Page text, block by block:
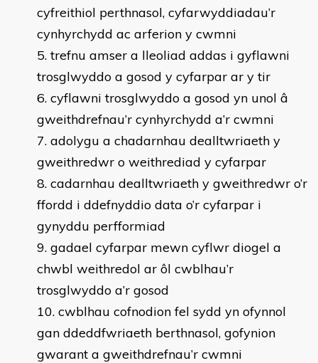
cyfreithiol perthnasol, cyfarwyddiadau’r
cynhyrchydd ac arferion y cwmni
trefnu amser a lleoliad addas i gyflawni
trosglwyddo a gosod y cyfarpar ar y tir
cyflawni trosglwyddo a gosod yn unol â
gweithdrefnau’r cynhyrchydd a’r cwmni
adolygu a chadarnhau dealltwriaeth y
gweithredwr o weithrediad y cyfarpar
cadarnhau dealltwriaeth y gweithredwr o’r
ffordd i ddefnyddio data o’r cyfarpar i
gynyddu perfformiad
gadael cyfarpar mewn cyflwr diogel a
chwbl weithredol ar ôl cwblhau’r
trosglwyddo a’r gosod
cwblhau cofnodion fel sydd yn ofynnol
gan ddeddfwriaeth berthnasol, gofynion
gwarant a gweithdrefnau’r cwmni